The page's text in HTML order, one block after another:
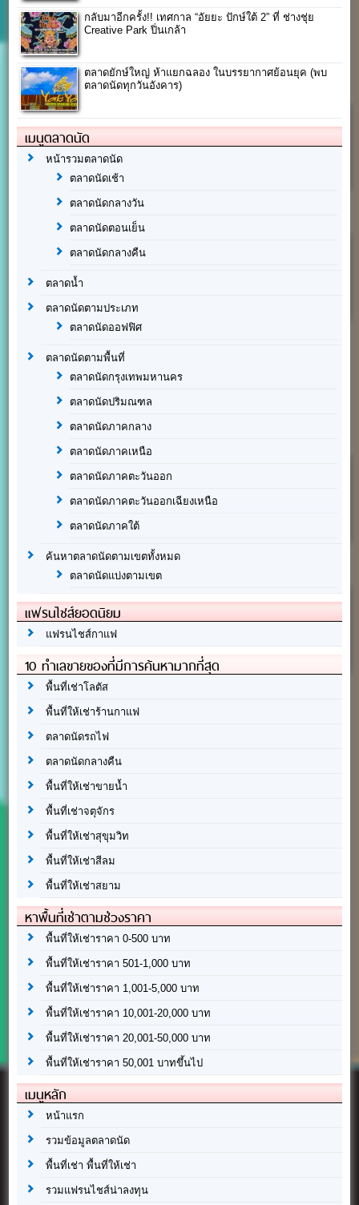
กลับมาอีกครั้ง!! เทศกาล “อัยยะ ปักษ์ใต้ 2” ที่ ช่างชุ่ย
Creative Park ปิ่นเกล้า
ตลาดยักษ์ใหญ่ ห้าแยกฉลอง ในบรรยากาศย้อนยุค (พบ
ตลาดนัดทุกวันอังคาร)
เมนูตลาดนัด
หน้ารวมตลาดนัด
ตลาดนัดเช้า
ตลาดนัดกลางวัน
ตลาดนัดตอนเย็น
ตลาดนัดกลางคืน
ตลาดน้ำ
ตลาดนัดตามประเภท
ตลาดนัดออฟฟิศ
ตลาดนัดตามพื้นที่
ตลาดนัดกรุงเทพมหานคร
ตลาดนัดปริมณฑล
ตลาดนัดภาคกลาง
ตลาดนัดภาคเหนือ
ตลาดนัดภาคตะวันออก
ตลาดนัดภาคตะวันออกเฉียงเหนือ
ตลาดนัดภาคใต้
ค้นหาตลาดนัดตามเขตทั้งหมด
ตลาดนัดแบ่งตามเขต
แฟรนไชส์ยอดนิยม
แฟรนไชส์กาแฟ
10 ทำเลขายของที่มีการค้นหามากที่สุด
พื้นที่เช่าโลตัส
พื้นที่ให้เช่าร้านกาแฟ
ตลาดนัดรถไฟ
ตลาดนัดกลางคืน
พื้นที่ให้เช่าขายน้ำ
พื้นที่เช่าจตุจักร
พื้นที่ให้เช่าสุขุมวิท
พื้นที่ให้เช่าสีลม
พื้นที่ให้เช่าสยาม
หาพื้นที่เช่าตามช่วงราคา
พื้นที่ให้เช่าราคา 0-500 บาท
พื้นที่ให้เช่าราคา 501-1,000 บาท
พื้นที่ให้เช่าราคา 1,001-5,000 บาท
พื้นที่ให้เช่าราคา 10,001-20,000 บาท
พื้นที่ให้เช่าราคา 20,001-50,000 บาท
พื้นที่ให้เช่าราคา 50,001 บาทขึ้นไป
เมนูหลัก
หน้าแรก
รวมข้อมูลตลาดนัด
พื้นที่เช่า พื้นที่ให้เช่า
รวมแฟรนไชส์น่าลงทุน